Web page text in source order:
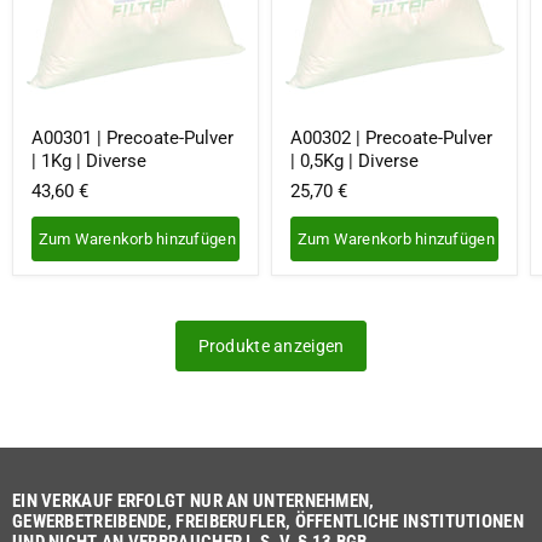
A00301 | Precoate-Pulver
| 1Kg | Diverse
43,60 €
Zum Warenkorb hinzufügen
A00302 | Precoate-Pulver
| 0,5Kg | Diverse
25,70 €
Zum Warenkorb hinzufügen
Produkte anzeigen
EIN VERKAUF ERFOLGT NUR AN UNTERNEHMEN,
GEWERBETREIBENDE, FREIBERUFLER, ÖFFENTLICHE INSTITUTIONEN